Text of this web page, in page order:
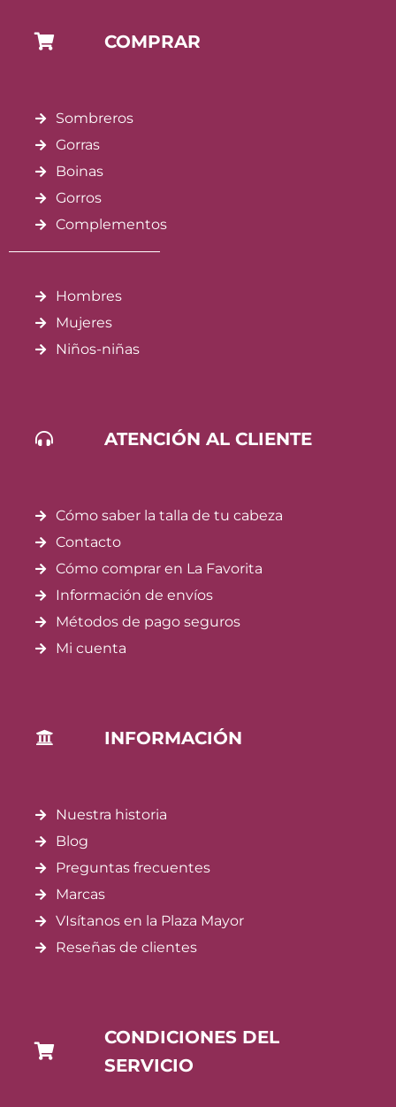
COMPRAR
Sombreros
Gorras
Boinas
Gorros
Complementos
Hombres
Mujeres
Niños-niñas
ATENCIÓN AL CLIENTE
Cómo saber la talla de tu cabeza
Contacto
Cómo comprar en La Favorita
Información de envíos
Métodos de pago seguros
Mi cuenta
INFORMACIÓN
Nuestra historia
Blog
Preguntas frecuentes
Marcas
VIsítanos en la Plaza Mayor
Reseñas de clientes
CONDICIONES DEL
SERVICIO